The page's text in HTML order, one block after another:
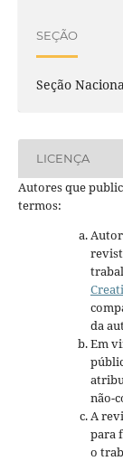
SEÇÃO
Seção
LICENÇA
Autores que
termos:
da
Em
não-
A
para
o